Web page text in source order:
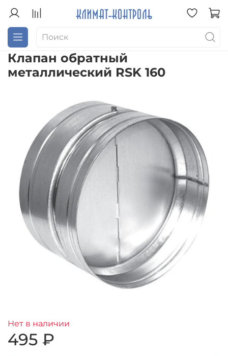
Клапан обратный
металлический RSK 160
Нет в наличии
495 ₽